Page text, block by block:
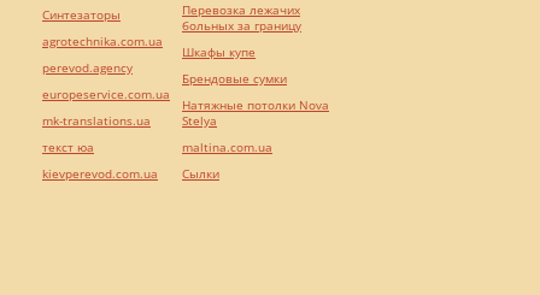
Синтезаторы
agrotechnika.com.ua
perevod.agency
europeservice.com.ua
mk-translations.ua
текст юа
kievperevod.com.ua
Перевозка лежачих
больных за границу
Шкафы купе
Брендовые сумки
Натяжные потолки Nova
Stelya
maltina.com.ua
Cылки